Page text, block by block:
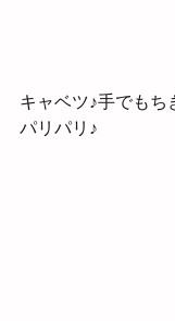
キャベツ♪手でもち
パリパリ♪